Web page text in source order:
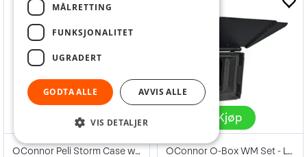
Kjøp
OConnor Peli Storm Case with Inserts
Kjøp
OConnor O-Box WM Set - LWS 15 mm
MÅLRETTING
FUNKSJONALITET
UGRADERT
GODTA ALLE AVVIS ALLE
VIS DETALJER